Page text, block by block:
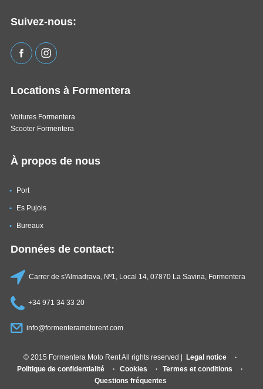
Suivez-nous:
Locations à Formentera
Voitures Formentera
Scooter Formentera
À propos de nous
Port
Es Pujols
Bureaux
Données de contact:
Carrer de s'Almadrava, Nº1, Local 14, 07870 La Savina, Formentera
+34 971 34 33 20
info@formenteramotorent.com
© 2015 Formentera Moto Rent All rights reserved | Legal notice
Politique de confidentialité
Cookies
Termes et conditions
Questions fréquentes